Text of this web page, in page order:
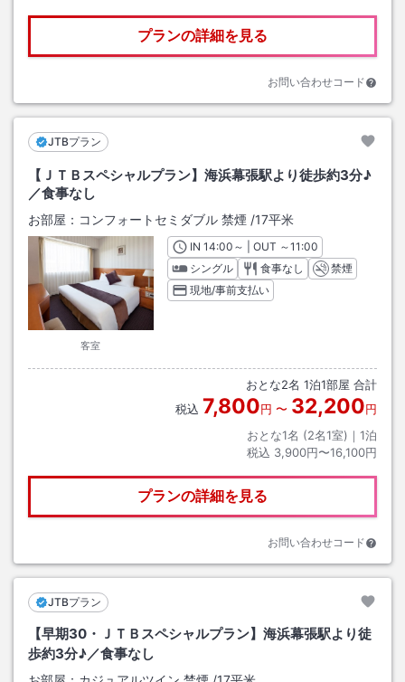
プランの詳細を見る
お問い合わせコード
JTBプラン
【ＪＴＢスペシャルプラン】海浜幕張駅より徒歩約3分♪
／食事なし
お部屋： コンフォートセミダブル 禁煙 /17平米
客室
INチェックイン
14:00 ～ | OUT チェックアウト
～11:00
シングル
食事なし
禁煙
現地/事前支払い
おとな2名 1泊1部屋 合計
税込 7,800円 〜 32,200円
おとな1名 (2名1室)｜ 1泊
税込 3,900円〜16,100円
プランの詳細を見る
お問い合わせコード
JTBプラン
【早期30・ＪＴＢスペシャルプラン】海浜幕張駅より徒
歩約3分♪／食事なし